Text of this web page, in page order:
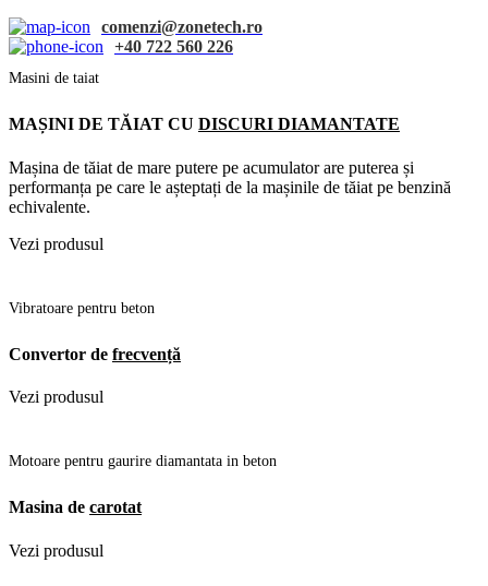
comenzi@zonetech.ro
+40 722 560 226
Masini de taiat
MAȘINI DE TĂIAT CU DISCURI DIAMANTATE
Mașina de tăiat de mare putere pe acumulator are puterea și
performanța pe care le așteptați de la mașinile de tăiat pe benzină
echivalente.
Vezi produsul
Vibratoare pentru beton
Convertor de frecvență
Vezi produsul
Motoare pentru gaurire diamantata in beton
Masina de carotat
Vezi produsul